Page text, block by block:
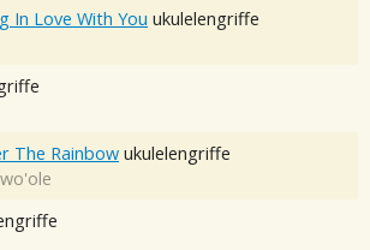
In Love With You ukulelengriffe
The Rainbow ukulelengriffe